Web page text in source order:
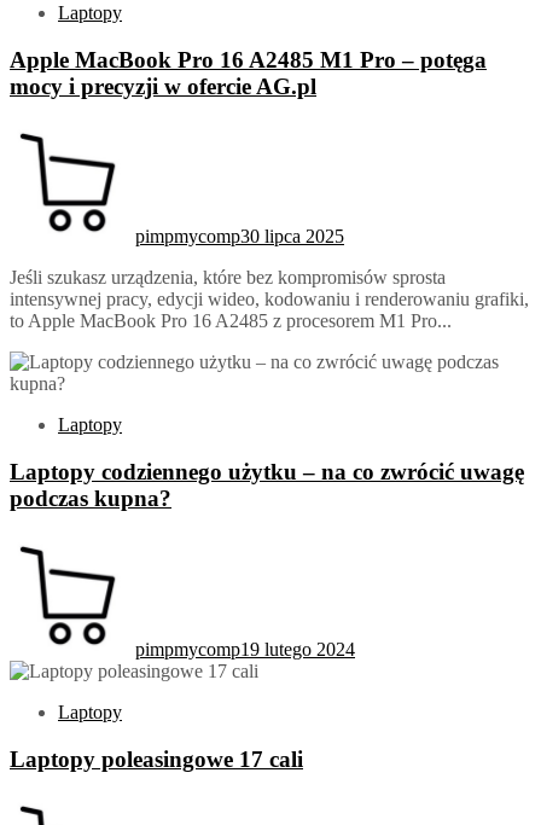
Laptopy
Apple MacBook Pro 16 A2485 M1 Pro – potęga
mocy i precyzji w ofercie AG.pl
pimpmycomp30 lipca 2025
Jeśli szukasz urządzenia, które bez kompromisów sprosta
intensywnej pracy, edycji wideo, kodowaniu i renderowaniu grafiki,
to Apple MacBook Pro 16 A2485 z procesorem M1 Pro...
Laptopy
Laptopy codziennego użytku – na co zwrócić uwagę
podczas kupna?
pimpmycomp19 lutego 2024
Laptopy
Laptopy poleasingowe 17 cali